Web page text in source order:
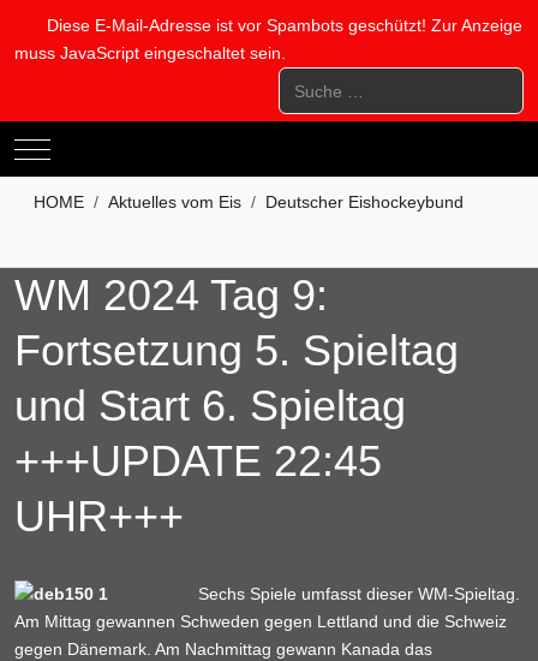
Diese E-Mail-Adresse ist vor Spambots geschützt! Zur Anzeige
muss JavaScript eingeschaltet sein.
Suchen
Mobile Menu Toggle
HOME Aktuelles vom Eis Deutscher Eishockeybund
WM 2024 Tag 9:
Fortsetzung 5. Spieltag
und Start 6. Spieltag
+++UPDATE 22:45
UHR+++
Sechs Spiele umfasst dieser WM-Spieltag.
Am Mittag gewannen Schweden gegen Lettland und die Schweiz
gegen Dänemark. Am Nachmittag gewann Kanada das